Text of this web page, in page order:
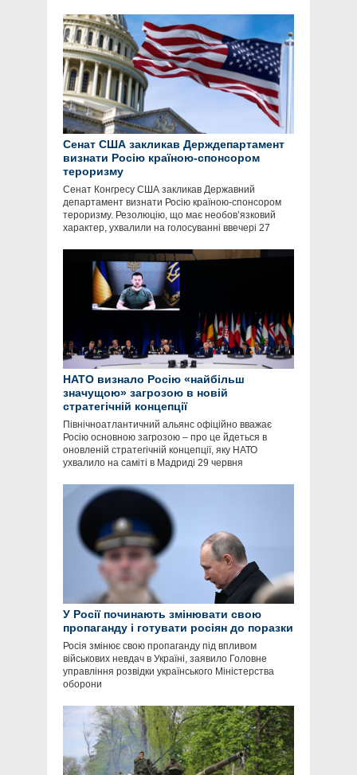
Сенат США закликав Держдепартамент
визнати Росію країною-спонсором
тероризму
Сенат Конгресу США закликав Державний
департамент визнати Росію країною-спонсором
тероризму. Резолюцію, що має необов’язковий
характер, ухвалили на голосуванні ввечері 27
НАТО визнало Росію «найбільш
значущою» загрозою в новій
стратегічній концепції
Північноатлантичний альянс офіційно вважає
Росію основною загрозою – про це йдеться в
оновленій стратегічній концепції, яку НАТО
ухвалило на саміті в Мадриді 29 червня
У Росії починають змінювати свою
пропаганду і готувати росіян до поразки
Росія змінює свою пропаганду під впливом
військових невдач в Україні, заявило Головне
управління розвідки українського Міністерства
оборони